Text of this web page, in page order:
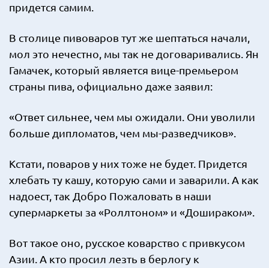
придется самим.
В столице пивоваров тут же шептаться начали,
мол это нечестно, мы так не договаривались. Ян
Гамачек, который является вице-премьером
страны пива, официально даже заявил:
«Ответ сильнее, чем мы ожидали. Они уволили
больше дипломатов, чем мы-разведчиков».
Кстати, поваров у них тоже не будет. Придется
хлебать ту кашу, которую сами и заварили. А как
надоест, так Добро Пожаловать в наши
супермаркеты за «Роллтоном» и «Дошираком».
Вот такое оно, русское коварство с привкусом
Азии. А кто просил лезть в берлогу к